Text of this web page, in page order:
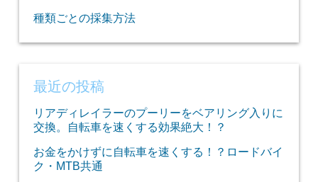
種類ごとの採集方法
最近の投稿
リアディレイラーのプーリーをベアリング入りに
交換。自転車を速くする効果絶大！？
お金をかけずに自転車を速くする！？ロードバイ
ク・MTB共通